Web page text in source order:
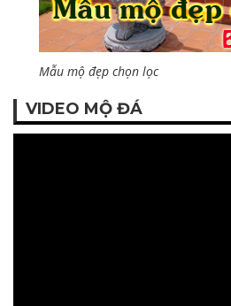
Mẫu mộ đẹp chọn lọc
VIDEO MỘ ĐÁ